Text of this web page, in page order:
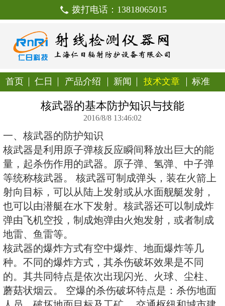
拨打电话：
产品介绍
核武器的基本防护知识
2016/8/8 13:46:02
一、核武器的防护知识
核武器是利用原子弹核反应瞬间释
量，起杀伤作用的武器。原子弹、
等统称核武器。 核武器可制成弹
射向目标，可以从陆上发射或从水
也可以由潜艇在水下发射。核武器